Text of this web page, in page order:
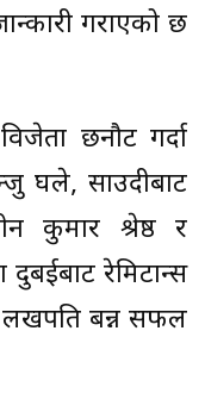
गराएको छ
विजेता छनौट गर्दा
घले, साउदीबाट
कुमार श्रेष्ठ र
रेमिटान्स
लखपति बन्न सफल